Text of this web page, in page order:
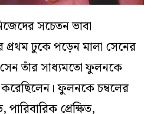
সচেতন ভাবা
প্রথম ঢুকে পড়েন মালা সেনের
তাঁর সাধ্যমতো ফুলনকে
করেছিলেন। ফুলনকে চম্বলের
পারিবারিক প্রেক্ষিত,